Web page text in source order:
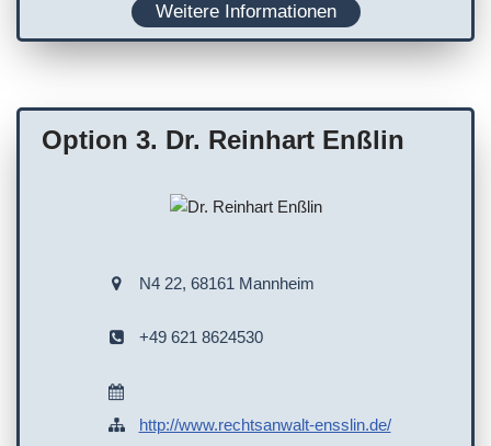
Ausstattung
Onlinetermine
Service/Leistungen vor Ort
WC
Termin erforderlich
Terminvereinbarung empfohlen
Weitere Informationen
Option 3. Dr. Reinhart Enßlin
N4 22, 68161 Mannheim
+49 621 8624530
http://www.rechtsanwalt-ensslin.de/